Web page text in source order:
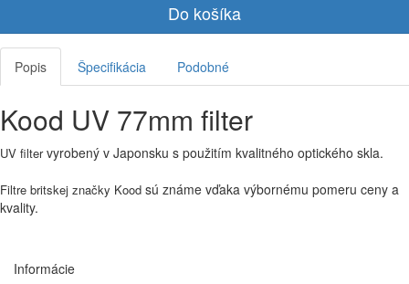
Do košíka
Popis Špecifikácia Podobné
Kood UV 77mm filter
UV filtervyrobený v Japonsku s použitím kvalitného optického skla.
Filtre britskej značky Kood sú známe vďaka výbornému pomeru ceny a
kvality.
Informácie